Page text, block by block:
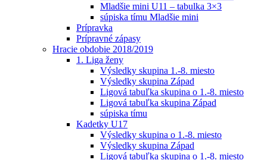
Mladšie mini U11 – tabulka 3×3
súpiska tímu Mladšie mini
Prípravka
Prípravné zápasy
Hracie obdobie 2018/2019
1. Liga ženy
Výsledky skupina 1.-8. miesto
Výsledky skupina Západ
Ligová tabuľka skupina o 1.-8. miesto
Ligová tabuľka skupina Západ
súpiska tímu
Kadetky U17
Výsledky skupina o 1.-8. miesto
Výsledky skupina Západ
Ligová tabuľka skupina o 1.-8. miesto